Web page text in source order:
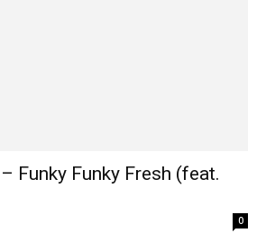
Funky Funky Fresh (feat.
0